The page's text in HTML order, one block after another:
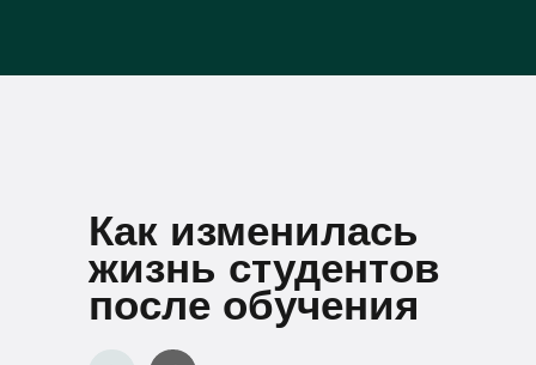
Как изменилась
жизнь студентов
после обучения